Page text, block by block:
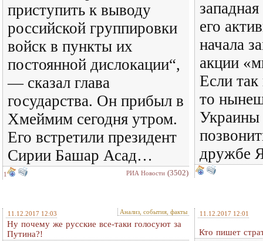
приступить к выводу
российской группировки
войск в пункты их
постоянной дислокации“,
— сказал глава
государства. Он прибыл в
Хмеймим сегодня утром.
Его встретили президент
Сирии Башар Асад…
1 РИА Новости (3502)
его
начала
акции
Если
то
Украины
дружбе
11.12.2017 12:03 Анализ, события, факты
Ну почему же русские все-таки голосуют за
Путина?!
11.12.2017 12:01
Кто пишет